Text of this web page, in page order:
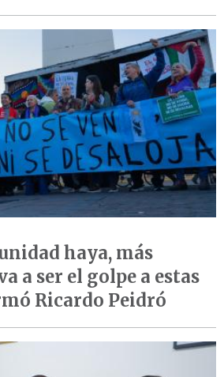
haya, más
a ser el golpe a estas
Ricardo Peidró